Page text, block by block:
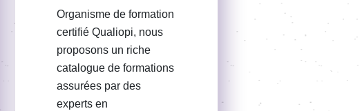
Organisme de formation
certifié Qualiopi, nous
proposons un riche
catalogue de formations
assurées par des
experts en